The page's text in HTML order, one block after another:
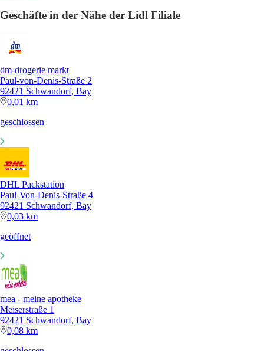
Geschäfte in der Nähe der Lidl Filiale
dm-drogerie markt
Paul-von-Denis-Straße 2
92421 Schwandorf, Bay
0,01 km
geschlossen
DHL Packstation
Paul-Von-Denis-Straße 4
92421 Schwandorf, Bay
0,03 km
geöffnet
mea - meine apotheke
Meiserstraße 1
92421 Schwandorf, Bay
0,08 km